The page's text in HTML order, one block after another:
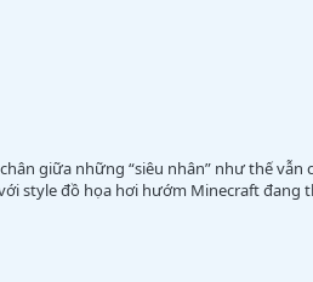
giữa những “siêu nhân” như thế
với style đồ họa hơi hướm Minecraft